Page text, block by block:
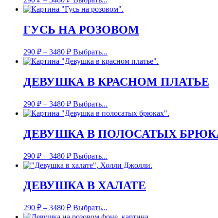
ГУСЬ НА РОЗОВОМ
290 ₽ – 3480 ₽ Выбрать...
ДЕВУШКА В КРАСНОМ ПЛАТЬЕ
290 ₽ – 3480 ₽ Выбрать...
ДЕВУШКА В ПОЛОСАТЫХ
290 ₽ – 3480 ₽ Выбрать...
ДЕВУШКА В ХАЛАТЕ
290 ₽ – 3480 ₽ Выбрать...